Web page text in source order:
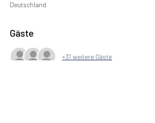
Deutschland
Gäste
+31 weitere Gäste